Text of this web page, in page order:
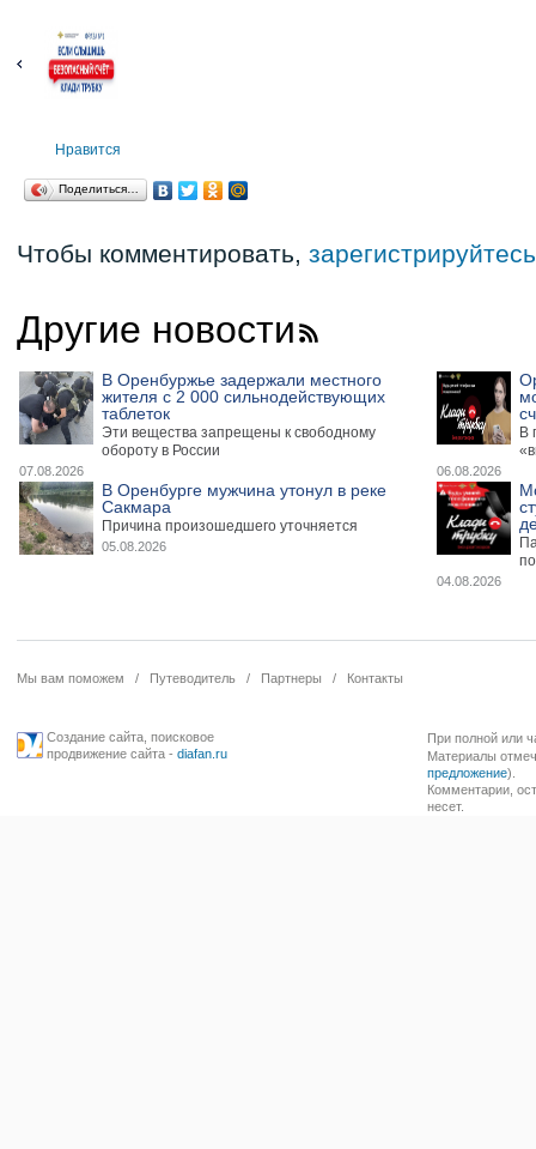
Нравится
Поделиться…
Чтобы комментировать, зарегистрируйтесь
Другие новости
В Оренбуржье задержали местного
жителя с 2 000 сильнодействующих
таблеток
Эти вещества запрещены к свободному
обороту в России
07.08.2026
В
06.08.2026
В Оренбурге мужчина утонул в реке
Сакмара
Причина произошедшего уточняется
05.08.2026
04.08.2026
Мы вам поможем / Путеводитель / Партнеры / Контакты
Создание сайта, поисковое
продвижение сайта- diafan.ru
При полной или
Материалы
предложение).
Комментарии,
несет.